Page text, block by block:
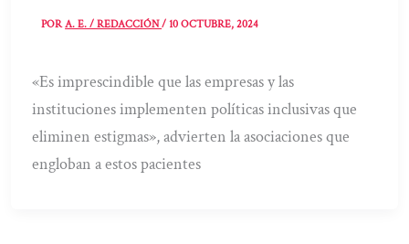
PORA. E. / REDACCIÓN/10 OCTUBRE, 2024
«Es imprescindible que las empresas y las
instituciones implementen políticas inclusivas que
eliminen estigmas», advierten la asociaciones que
engloban a estos pacientes